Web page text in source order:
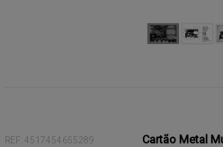
REF: 4517454655289
Cartão Metal